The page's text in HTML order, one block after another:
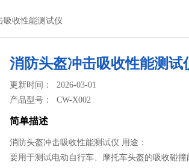
吸收性能测试仪
消防头盔冲击吸收性能测试
更新时间： 2026-03-01
产品型号：CW-X002
简单描述
消防头盔冲击吸收性能测试仪 用途：
要用于测试电动自行车、摩托车头盔的吸收碰